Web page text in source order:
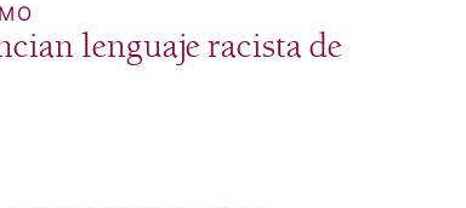
lenguaje racista de